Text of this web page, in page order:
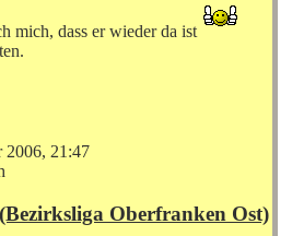
mich, dass er wieder da ist
2006, 21:47
Oberfranken Ost)